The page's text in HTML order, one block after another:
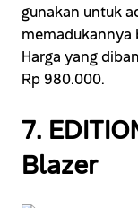
gunakan untuk
memadukannya
Harga yang
Rp 980.000.
7.
Blazer